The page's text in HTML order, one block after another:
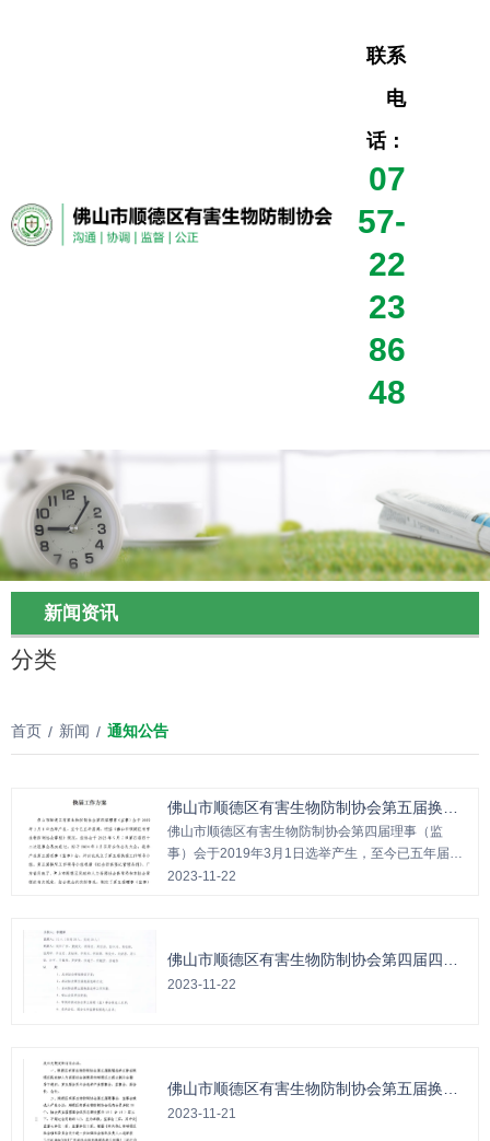
联系
电
话：
07
57-
22
23
86
48
新闻资讯
分类
首页 / 新闻 / 通知公告
佛山市顺德区有害生物防制协会第五届换届
工作方案
佛山市顺德区有害生物防制协会第四届理事（监
事）会于2019年3月1日选举产生，至今已五年届
满。根据《佛山市顺德区有害生物防制协会章程》
五届换届工作领导小组。第五届换届工作领导小组
根据《社会团体登记管理条例》、广东省民政厅、
2023-11-22
佛山市顺德区有害生物防制协会第四届四十
2023-11-22
佛山市顺德区有害生物防制协会第五届换届
2023-11-21